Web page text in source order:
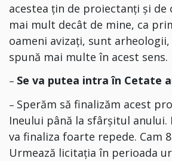
acestea țin de proiectanți și
mai mult decât de mine, ca
oameni avizați, sunt
spună mai multe în acest sens.
– Se va putea intra în Cetate
– Sperăm să finalizăm acest
Ineului până la sfârșitul anului.
va finaliza foarte repede. Cam
Urmează licitația în perioada